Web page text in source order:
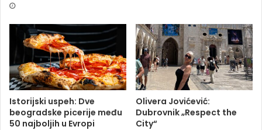
Istorijski uspeh: Dve
beogradske picerije među
50 najboljih u Evropi
Olivera Jovićević:
Dubrovnik „Respect the
City“